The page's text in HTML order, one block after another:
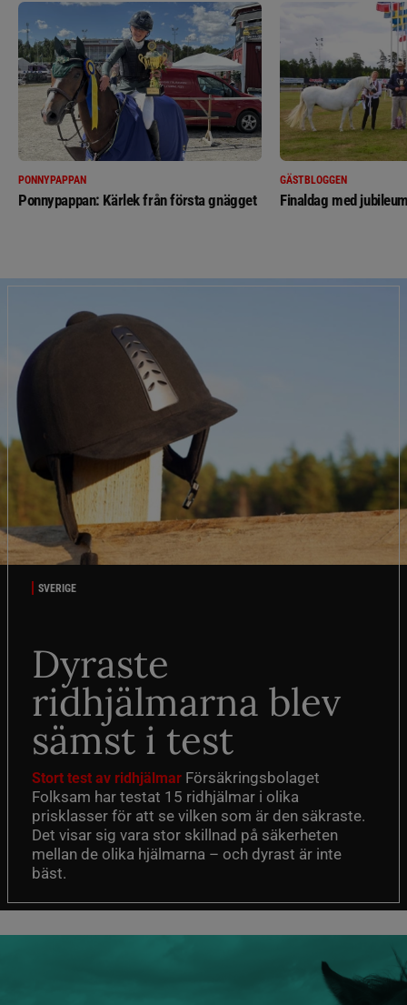
PONNYPAPPAN
Ponnypappan: Kärlek från första gnägget
GÄSTBLOGGEN
Finaldag med
SVERIGE
Dyraste
ridhjälmarna blev
sämst i test
Stort test av ridhjälmar Försäkringsbolaget
Folksam har testat 15 ridhjälmar i olika
prisklasser för att se vilken som är den säkraste.
Det visar sig vara stor skillnad på säkerheten
mellan de olika hjälmarna – och dyrast är inte
bäst.